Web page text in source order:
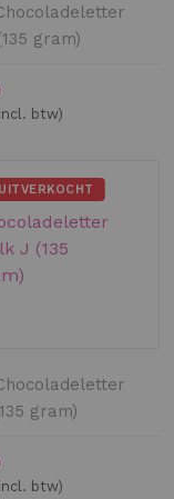
gram)
UITVERKOCHT
gram)